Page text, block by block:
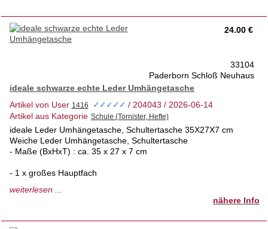
steht nun seit einigen Jahren unbenutzt im Schrank
tierfreies Nichtraucherhaus 1.Hd
24.00 €
33104
Paderborn Schloß Neuhaus
ideale schwarze echte Leder Umhängetasche
Artikel von User
✓✓✓✓✓ / 204043 / 2026-06-14
Artikel aus Kategorie
ideale Leder Umhängetasche, Schultertasche 35X27X7 cm
Weiche Leder Umhängetasche, Schultertasche
- Maße (BxHxT) : ca. 35 x 27 x 7 cm
- 1 x großes Hauptfach
- 1 x kleines Reißverschlussfach im Innenteil
weiterlesen ...
nähere Info